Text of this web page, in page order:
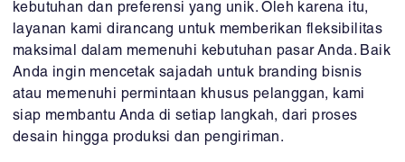
kebutuhan dan preferensi yang unik. Oleh karena itu,
layanan kami dirancang untuk memberikan fleksibilitas
maksimal dalam memenuhi kebutuhan pasar Anda. Baik
Anda ingin mencetak sajadah untuk branding bisnis
atau memenuhi permintaan khusus pelanggan, kami
siap membantu Anda di setiap langkah, dari proses
desain hingga produksi dan pengiriman.